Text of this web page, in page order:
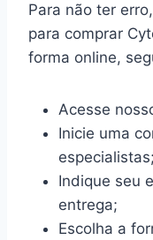
Para não ter
para comprar
forma online,
Acesse
Inicie uma
especialistas;
Indique seu
entrega;
Escolha a